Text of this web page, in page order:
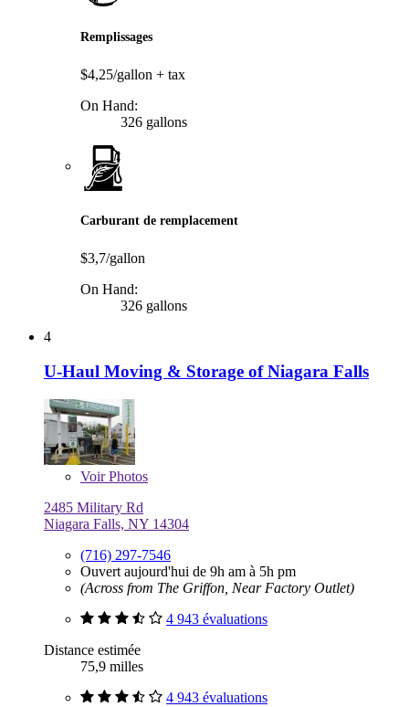
Remplissages
$4,25/gallon + tax
On Hand:
326 gallons
Carburant de remplacement
$3,7/gallon
On Hand:
326 gallons
4
U-Haul Moving & Storage of Niagara Falls
VoirPhotos
2485 Military Rd
Niagara Falls, NY 14304
(716) 297-7546
Ouvert aujourd'hui de 9h am à 5h pm
(Across from The Griffon, Near Factory Outlet)
4 943 évaluations
Distance estimée
75,9 milles
4 943 évaluations